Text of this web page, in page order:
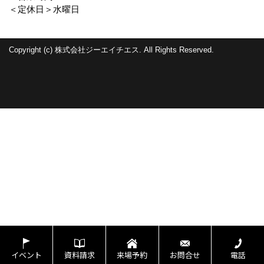
＜定休日＞水曜日
Copyright (c) 株式会社ジーエイチエス. All Rights Reserved.
イベント 資料請求 来場予約 お問合せ 電話